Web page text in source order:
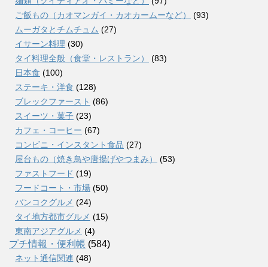
ご飯もの（カオマンガイ・カオカームーなど）
(93)
ムーガタとチムチュム (27)
イサーン料理 (30)
タイ料理全般（食堂・レストラン）
(83)
日本食 (100)
ステーキ・洋食 (128)
ブレックファースト (86)
スイーツ・菓子 (23)
カフェ・コーヒー (67)
コンビニ・インスタント食品 (27)
屋台もの（焼き鳥や唐揚げやつまみ）
(53)
ファストフード (19)
フードコート・市場 (50)
バンコクグルメ (24)
タイ地方都市グルメ (15)
東南アジアグルメ (4)
プチ情報・便利帳 (584)
ネット通信関連 (48)